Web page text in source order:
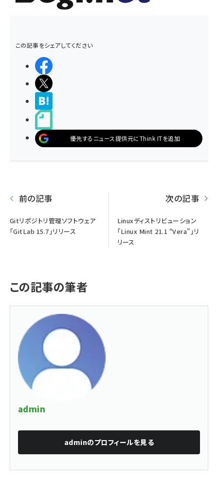
この記事をシェアしてください
優先するニュース提供元にThink ITを追加
前の記事
Gitリポジトリ管理ソフトウェア
「GitLab 15.7」リリース
次の記事
Linuxディストリビューション
「Linux Mint 21.1 “Vera”」リ
リース
この記事の筆者
admin
adminのプロフィールを見る